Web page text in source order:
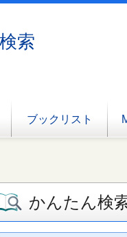
索
ブックリスト
かんたん検